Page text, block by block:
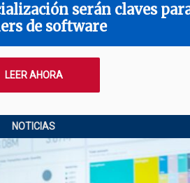
serán claves
de software
LEER AHORA
NOTICIAS